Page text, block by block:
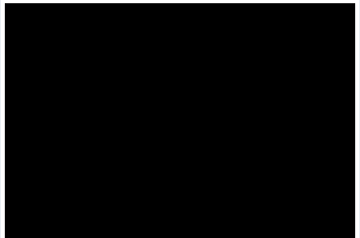
უნიკალური შესაძლებლობა მიეცემათ, პრაქტიკა გაიარონ კომპანიის